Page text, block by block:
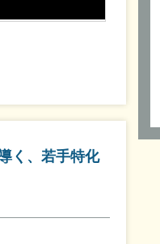
く、若手特化